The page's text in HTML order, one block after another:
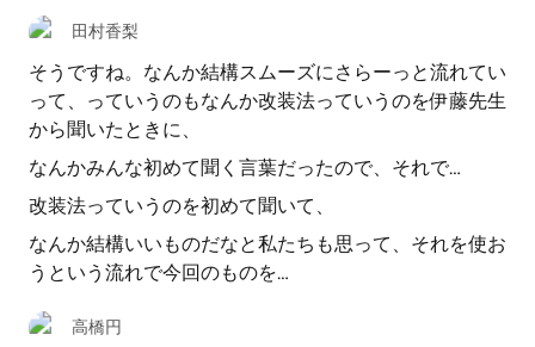
田村香梨
そうですね。なんか結構スムーズにさらーっと流れてい
って、っていうのもなんか改装法っていうのを伊藤先生
から聞いたときに、
なんかみんな初めて聞く言葉だったので、それで…
改装法っていうのを初めて聞いて、
なんか結構いいものだなと私たちも思って、それを使お
うという流れで今回のものを…
高橋円